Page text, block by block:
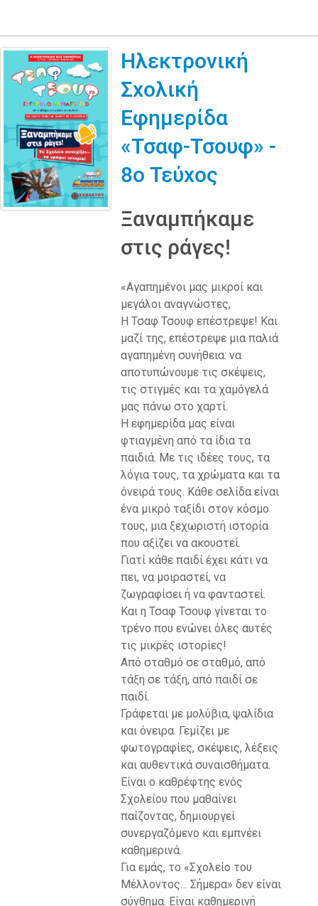
Ηλεκτρονική
Σχολική
Εφημερίδα
«Τσαφ-Τσουφ» -
8ο Τεύχος
Ξαναμπήκαμε
στις ράγες!
«Αγαπημένοι μας μικροί και
μεγάλοι αναγνώστες,
Η Τσαφ Τσουφ επέστρεψε! Και
μαζί της, επέστρεψε μια παλιά
αγαπημένη συνήθεια: να
αποτυπώνουμε τις σκέψεις,
τις στιγμές και τα χαμόγελά
μας πάνω στο χαρτί.
Η εφημερίδα μας είναι
φτιαγμένη από τα ίδια τα
παιδιά. Με τις ιδέες τους, τα
λόγια τους, τα χρώματα και τα
όνειρά τους. Κάθε σελίδα είναι
ένα μικρό ταξίδι στον κόσμο
τους, μια ξεχωριστή ιστορία
που αξίζει να ακουστεί.
Γιατί κάθε παιδί έχει κάτι να
πει, να μοιραστεί, να
ζωγραφίσει ή να φανταστεί.
Και η Τσαφ Τσουφ γίνεται το
τρένο που ενώνει όλες αυτές
τις μικρές ιστορίες!
Από σταθμό σε σταθμό, από
τάξη σε τάξη, από παιδί σε
παιδί.
Γράφεται με μολύβια, ψαλίδια
και όνειρα. Γεμίζει με
φωτογραφίες, σκέψεις, λέξεις
και αυθεντικά συναισθήματα.
Είναι ο καθρέφτης ενός
Σχολείου που μαθαίνει
παίζοντας, δημιουργεί
συνεργαζόμενο και εμπνέει
καθημερινά.
Για εμάς, το «Σχολείο του
Μέλλοντος… Σήμερα» δεν είναι
σύνθημα. Είναι καθημερινή